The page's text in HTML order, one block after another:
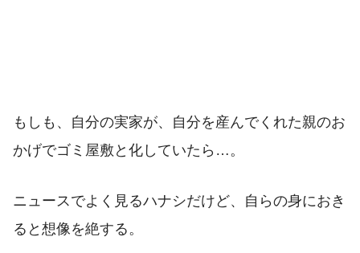
もしも、自分の実家が、自分を産んでくれた親のお
かげでゴミ屋敷と化していたら…。
ニュースでよく見るハナシだけど、自らの身におき
ると想像を絶する。